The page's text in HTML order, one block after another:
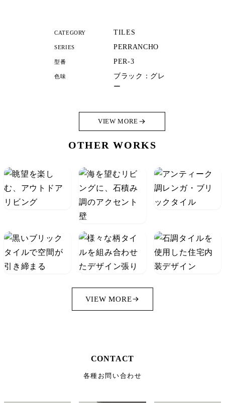
CATEGORY TILES
SERIES PERRANCHO
型番 PER-3
色味
ブラック：グレ
ー
VIEW MORE
OTHER WORKS
VIEW MORE
CONTACT
各種お問い合わせ